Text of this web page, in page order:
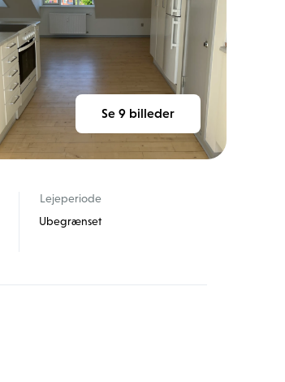
Se 9 billeder
Lejeperiode
Ubegrænset